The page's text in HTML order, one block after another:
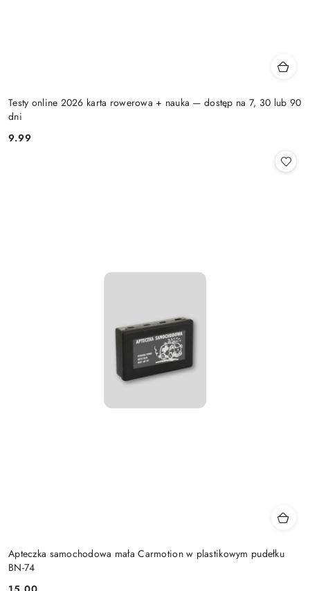
Testy online 2026 karta rowerowa + nauka — dostęp na 7, 30 lub 90
dni
Cena:
9.99
Apteczka samochodowa mała Carmotion w plastikowym pudełku
BN-74